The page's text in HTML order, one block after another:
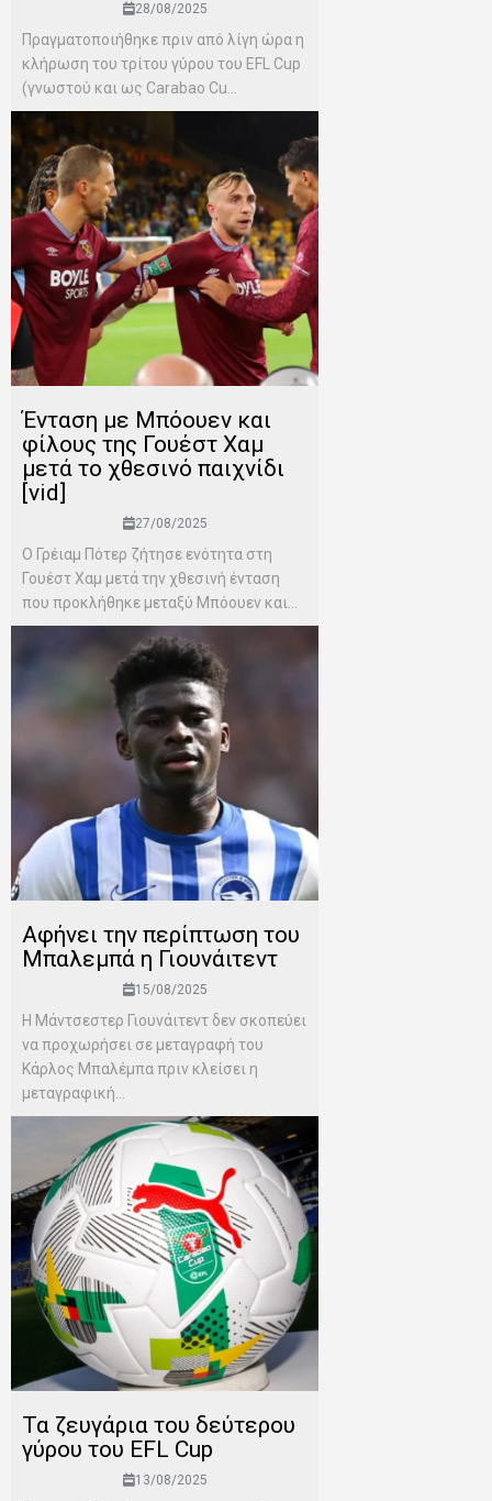
28/08/2025
Πραγματοποιήθηκε πριν από λίγη ώρα η
κλήρωση του τρίτου γύρου του EFL Cup
(γνωστού και ως Carabao Cu...
Ένταση με Μπόουεν και
φίλους της Γουέστ Χαμ
μετά το χθεσινό παιχνίδι
[vid]
27/08/2025
Ο Γρέιαμ Πότερ ζήτησε ενότητα στη
Γουέστ Χαμ μετά την χθεσινή ένταση
που προκλήθηκε μεταξύ Μπόουεν και...
Αφήνει την περίπτωση του
Μπαλεμπά η Γιουνάιτεντ
15/08/2025
Η Μάντσεστερ Γιουνάιτεντ δεν σκοπεύει
να προχωρήσει σε μεταγραφή του
Κάρλος Μπαλέμπα πριν κλείσει η
μεταγραφική...
Τα ζευγάρια του δεύτερου
γύρου του EFL Cup
13/08/2025